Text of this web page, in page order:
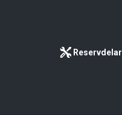
Reservdelar